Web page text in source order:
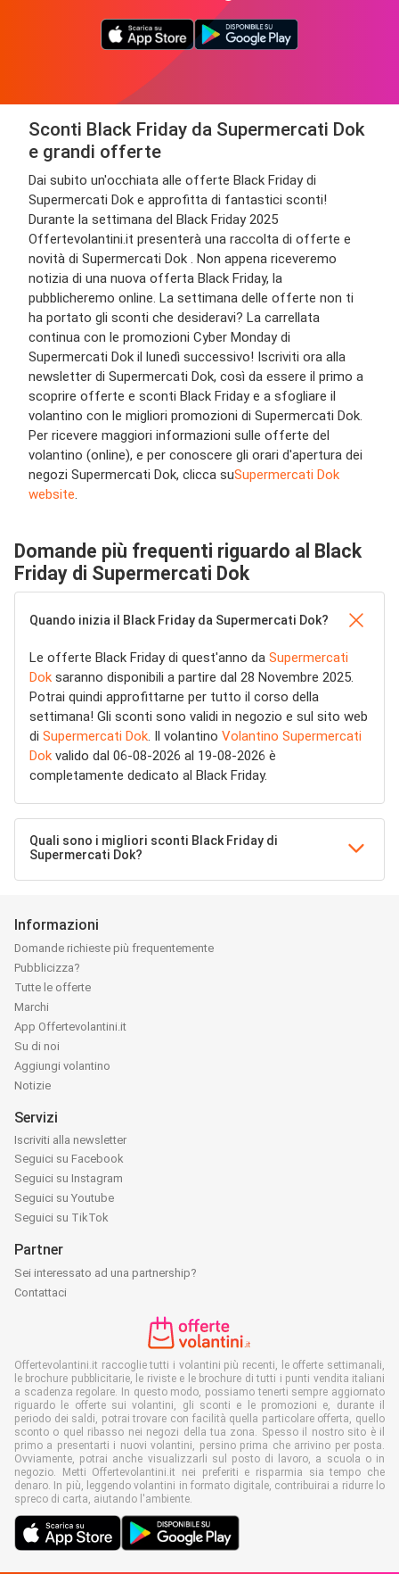
Sconti Black Friday da Supermercati Dok
e grandi offerte
Dai subito un'occhiata alle offerte Black Friday di
Supermercati Dok e approfitta di fantastici sconti!
Durante la settimana del Black Friday 2025
Offertevolantini.it presenterà una raccolta di offerte e
novità di Supermercati Dok . Non appena riceveremo
notizia di una nuova offerta Black Friday, la
pubblicheremo online. La settimana delle offerte non ti
ha portato gli sconti che desideravi? La carrellata
continua con le promozioni Cyber Monday di
Supermercati Dok il lunedì successivo! Iscriviti ora alla
newsletter di Supermercati Dok, così da essere il primo a
scoprire offerte e sconti Black Friday e a sfogliare il
volantino con le migliori promozioni di Supermercati Dok.
Per ricevere maggiori informazioni sulle offerte del
volantino (online), e per conoscere gli orari d'apertura dei
negozi Supermercati Dok, clicca suSupermercati Dok
website.
Domande più frequenti riguardo al Black
Friday di Supermercati Dok
Quando inizia il Black Friday da Supermercati Dok?
Le offerte Black Friday di quest'anno da Supermercati
Dok saranno disponibili a partire dal 28 Novembre 2025.
Potrai quindi approfittarne per tutto il corso della
settimana! Gli sconti sono validi in negozio e sul sito web
di Supermercati Dok. Il volantino Volantino Supermercati
Dok valido dal 06-08-2026 al 19-08-2026 è
completamente dedicato al Black Friday.
Quali sono i migliori sconti Black Friday di
Supermercati Dok?
Informazioni
Domande richieste più frequentemente
Pubblicizza?
Tutte le offerte
Marchi
App Offertevolantini.it
Su di noi
Aggiungi volantino
Notizie
Servizi
Iscriviti alla newsletter
Seguici su Facebook
Seguici su Instagram
Seguici su Youtube
Seguici su TikTok
Partner
Sei interessato ad una partnership?
Contattaci
Offertevolantini.it raccoglie tutti i volantini più recenti, le offerte settimanali,
le brochure pubblicitarie, le riviste e le brochure di tutti i punti vendita italiani
a scadenza regolare. In questo modo, possiamo tenerti sempre aggiornato
riguardo le offerte sui volantini, gli sconti e le promozioni e, durante il
periodo dei saldi, potrai trovare con facilità quella particolare offerta, quello
sconto o quel ribasso nei negozi della tua zona. Spesso il nostro sito è il
primo a presentarti i nuovi volantini, persino prima che arrivino per posta.
Ovviamente, potrai anche visualizzarli sul posto di lavoro, a scuola o in
negozio. Metti Offertevolantini.it nei preferiti e risparmia sia tempo che
denaro. In più, leggendo volantini in formato digitale, contribuirai a ridurre lo
spreco di carta, aiutando l'ambiente.